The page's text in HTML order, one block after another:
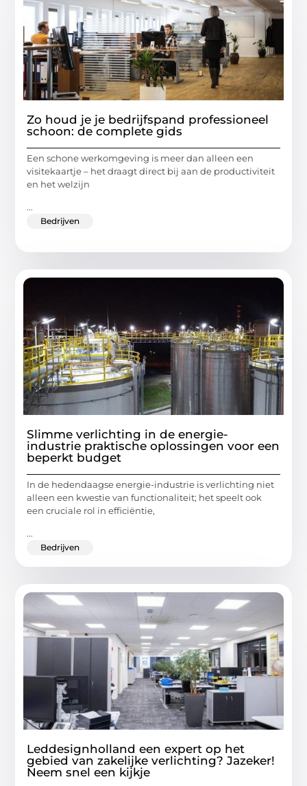
Zo houd je je bedrijfspand professioneel
schoon: de complete gids
Een schone werkomgeving is meer dan alleen een
visitekaartje – het draagt direct bij aan de productiviteit
en het welzijn
...
Bedrijven
Slimme verlichting in de energie-
industrie praktische oplossingen voor een
beperkt budget
In de hedendaagse energie-industrie is verlichting niet
alleen een kwestie van functionaliteit; het speelt ook
een cruciale rol in efficiëntie,
...
Bedrijven
Leddesignholland een expert op het
gebied van zakelijke verlichting? Jazeker!
Neem snel een kijkje